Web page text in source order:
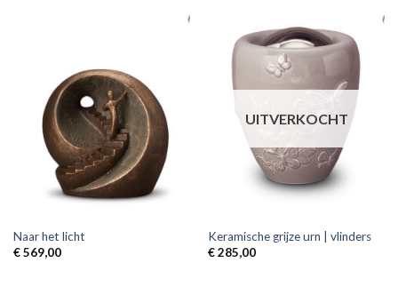
Naar het licht
€569,00
UITVERKOCHT
Keramische grijze urn | vlinders
€285,00